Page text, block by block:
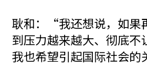
耿和：“我还想说，如果
到压力越来越大、彻底不
我也希望引起国际社会的